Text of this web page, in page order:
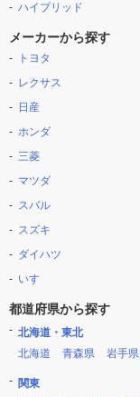
ハイブリッド
メーカーから探す
トヨタ
レクサス
日産
ホンダ
三菱
マツダ
スバル
スズキ
ダイハツ
いすゞ
都道府県から探す
北海道・東北
北海道
青森県 岩手県
関東